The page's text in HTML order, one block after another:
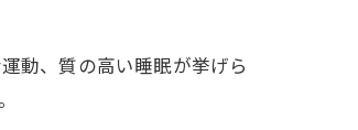
動、質の高い睡眠が挙げら